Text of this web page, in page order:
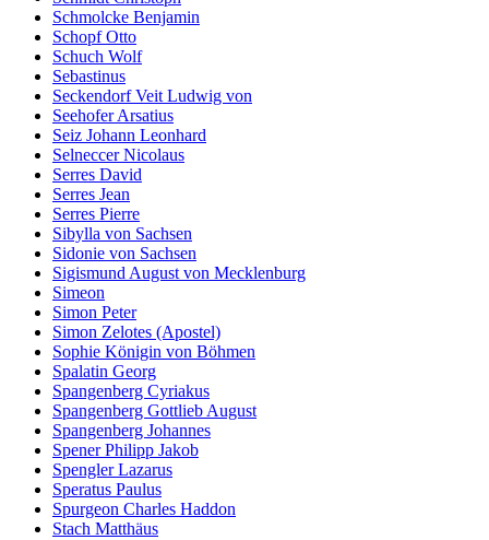
Schmolcke Benjamin
Schopf Otto
Schuch Wolf
Sebastinus
Seckendorf Veit Ludwig von
Seehofer Arsatius
Seiz Johann Leonhard
Selneccer Nicolaus
Serres David
Serres Jean
Serres Pierre
Sibylla von Sachsen
Sidonie von Sachsen
Sigismund August von Mecklenburg
Simeon
Simon Peter
Simon Zelotes (Apostel)
Sophie Königin von Böhmen
Spalatin Georg
Spangenberg Cyriakus
Spangenberg Gottlieb August
Spangenberg Johannes
Spener Philipp Jakob
Spengler Lazarus
Speratus Paulus
Spurgeon Charles Haddon
Stach Matthäus